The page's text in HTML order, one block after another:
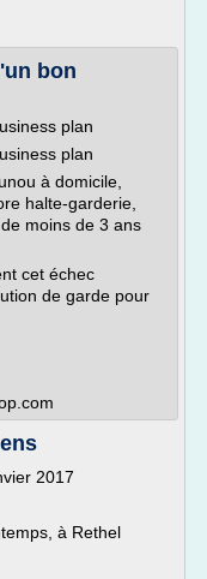
bon
plan
plan
à domicile,
halte-garderie,
moins de 3 ans
cet échec
de garde pour
2017
à Rethel